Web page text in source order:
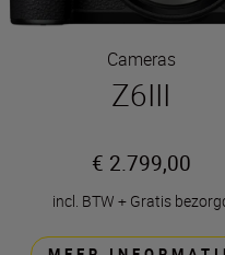
Cameras
Z6III
€ 2.799,00
incl. BTW + Gratis